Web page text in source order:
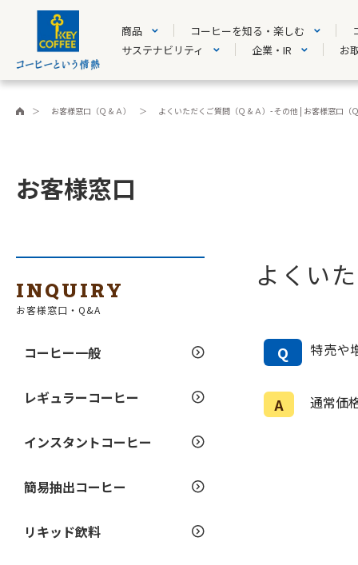
商品 コーヒーを知る・楽しむ
サステナビリティ
企業・IR お
お客様窓口（Ｑ＆Ａ） よくいただくご質問（Ｑ＆Ａ）- その他 | お客様窓口（
お客様窓口
INQUIRY
お客様窓口・Q&A
コーヒー一般
レギュラーコーヒー
インスタントコーヒー
簡易抽出コーヒー
リキッド飲料
よくい
Q 特売や
A 通常価